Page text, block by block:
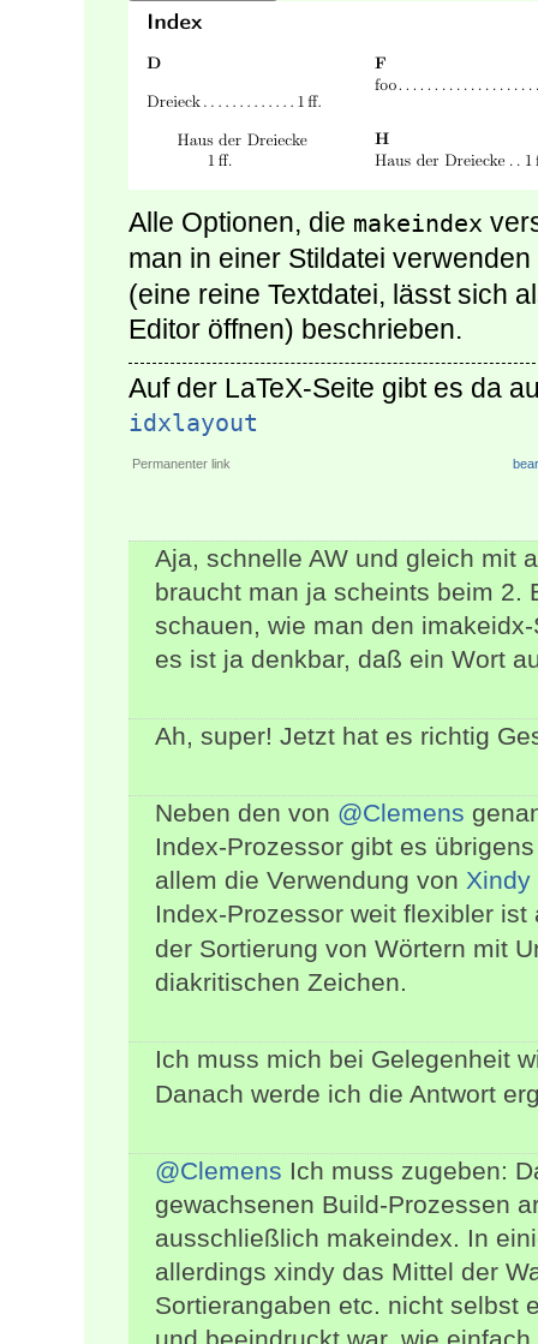
Alle Optionen, die makeindex
man in einer Stildatei
(eine reine Textdatei, lässt sich
Editor öffnen) beschrieben.
Auf der LaTeX-Seite gibt es da
idxlayout
Permanenter link
Aja, schnelle AW und gleich mit
braucht man ja scheints beim 2.
schauen, wie man den
es ist ja denkbar, daß ein Wort
Ah, super! Jetzt hat es richtig
Neben den von @Clemens
Index-Prozessor gibt es
allem die Verwendung von Xindy
Index-Prozessor weit flexibler
der Sortierung von Wörtern mit
diakritischen Zeichen.
Ich muss mich bei Gelegenheit
Danach werde ich die Antwort
@Clemens Ich muss zugeben:
gewachsenen Build-Prozessen
ausschließlich makeindex. In
allerdings xindy das Mittel der
Sortierangaben etc. nicht selbst